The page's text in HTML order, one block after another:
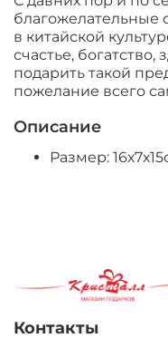
благожелательные
в китайской
счастье, богатство,
подарить такой
пожелание всего
Описание
Размер:
Контакты